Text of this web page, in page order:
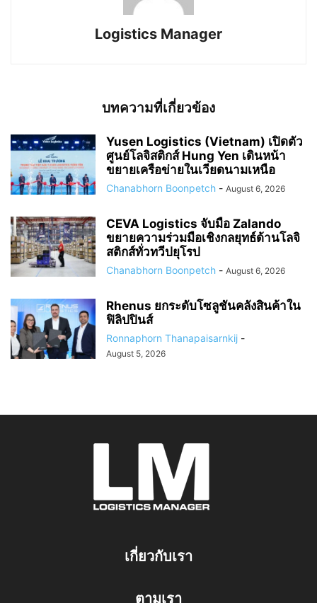
Logistics Manager
บทความที่เกี่ยวข้อง
Yusen Logistics (Vietnam) เปิดตัว
ศูนย์โลจิสติกส์ Hung Yen เดินหน้า
ขยายเครือข่ายในเวียดนามเหนือ
Chanabhorn Boonpetch - August 6, 2026
CEVA Logistics จับมือ Zalando
ขยายความร่วมมือเชิงกลยุทธ์ด้านโลจิ
สติกส์ทั่วทวีปยุโรป
Chanabhorn Boonpetch - August 6, 2026
Rhenus ยกระดับโซลูชันคลังสินค้าใน
ฟิลิปปินส์
Ronnaphorn Thanapaisarnkij -
August 5, 2026
เกี่ยวกับเรา
ตามเรา